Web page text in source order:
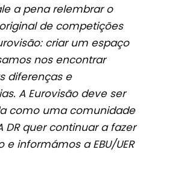
a pena relembrar o
de competições
criar um espaço
nos encontrar
diferenças e
A Eurovisão deve ser
como uma comunidade
DR quer continuar a fazer
e informámos a EBU/UER